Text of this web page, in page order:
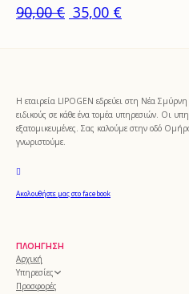
90,00€ Original price
35,00 €Η
Η εταιρεία LIPOGEN εδρεύει στη Νέα Σμύρνη
ειδικούς σε κάθε ένα τομέα υπηρεσιών. Οι
εξατομικευμένες. Σας καλούμε στην οδό
γνωριστούμε.
Ακολουθήστε μας στο facebook
ΠΛΟΉΓΗΣΗ
Αρχική
Υπηρεσίες
Προσφορές